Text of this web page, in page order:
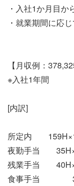
・入社1か月目か
・就業期間に応
【月収例：
※入社1年間
[内訳]
所定内
夜勤手当 35H×
残業手当
食事手当